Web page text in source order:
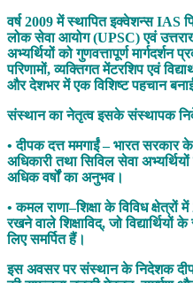
वर्ष 2009 में स्थापित इक्वेशन्स
लोक सेवा आयोग (UPSC) एवं
अभ्यर्थियों को गुणवत्तापूर्ण
परिणामों, व्यक्तिगत मेंटरशिप एवं
और देशभर में एक विशिष्ट पहचान
संस्थान का नेतृत्व इसके संस्थापक
• दीपक दत्त ममगाईं – भारत सरकार के
अधिकारी तथा सिविल सेवा
अधिक वर्षों का अनुभव।
• कमल राणा–शिक्षा के विविध
रखने वाले शिक्षाविद्, जो
लिए समर्पित हैं।
इस अवसर पर संस्थान के निदेशक दीपक